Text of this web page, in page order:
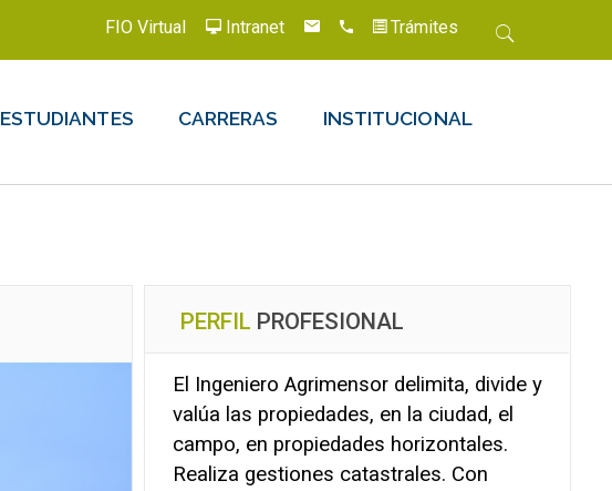
FIO Virtual Intranet Trámites
ESTUDIANTES CARRERAS INSTITUCIONAL
PERFIL PROFESIONAL
El Ingeniero Agrimensor delimita, divide y
valúa las propiedades, en la ciudad, el
campo, en propiedades horizontales.
Realiza gestiones catastrales. Con